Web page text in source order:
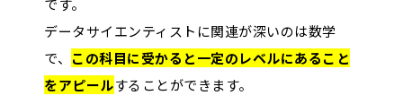
です。
データサイエンティストに関連が深いのは数学
で、 この科目に受かると一定のレベルにあること
をアピールすることができます。